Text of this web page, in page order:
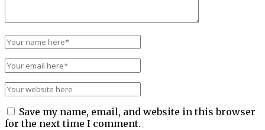
Save my name, email, and website in this browser
for the next time I comment.